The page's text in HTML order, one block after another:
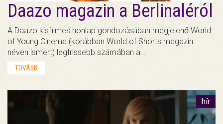
Daazo magazin a Berlinaléról
A Daazo kisfilmes honlap gondozásában megjelenő World
of Young Cinema (korábban World of Shorts magazin
néven ismert) legfrissebb számában a…
TOVÁBB
hír